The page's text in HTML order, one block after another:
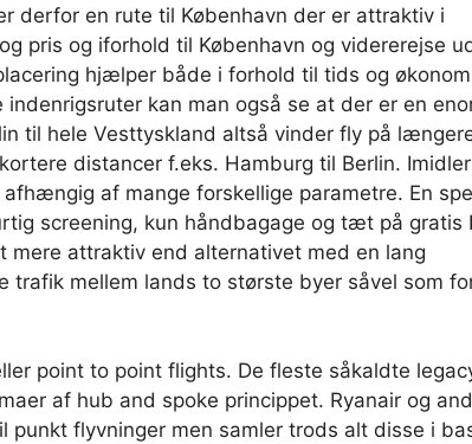
derfor en rute til København der er attraktiv i
pris og iforhold til København og vidererejse
hjælper både i forhold til tids og
kan man også se at der er en
til hele Vesttyskland altså vinder fly på
distancer f.eks. Hamburg til Berlin.
af mange forskellige parametre. En
screening, kun håndbagage og tæt på gratis
mere attraktiv end alternativet med en lang
trafik mellem lands to største byer såvel som
point to point flights. De fleste såkaldte
af hub and spoke princippet. Ryanair og
flyvninger men samler trods alt disse i